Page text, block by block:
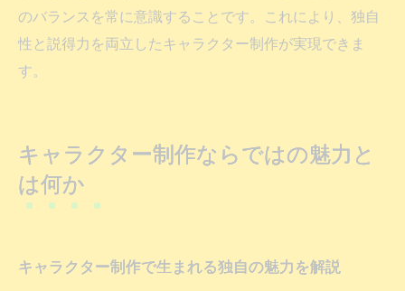
のバランスを常に意識することです。これにより、独自
性と説得力を両立したキャラクター制作が実現できま
す。
キャラクター制作ならではの魅力と
は何か
キャラクター制作で生まれる独自の魅力を解説